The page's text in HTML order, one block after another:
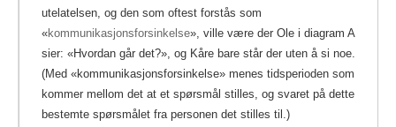
utelatelsen, og den som oftest forstås som
«kommunikasjonsforsinkelse», ville være der Ole i diagram A
sier: «Hvordan går det?», og Kåre bare står der uten å si noe.
(Med «kommunikasjonsforsinkelse» menes tidsperioden som
kommer mellom det at et spørsmål stilles, og svaret på dette
bestemte spørsmålet fra personen det stilles til.)